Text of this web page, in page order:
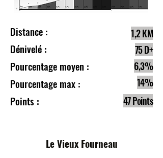
Distance :
Dénivelé :
Pourcentage moyen :
Pourcentage max :
Points :
1,2 KM
75 D+
6,3%
14%
47 Points
Le Vieux Fourneau